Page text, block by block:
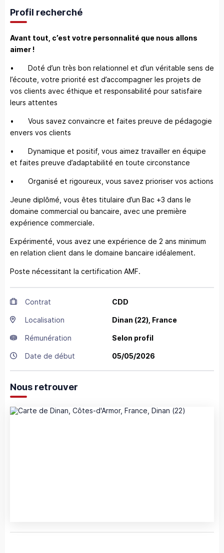
Profil recherché
Avant tout, c’est votre personnalité que nous allons
aimer !
• Doté d’un très bon relationnel et d’un véritable sens de
l’écoute, votre priorité est d’accompagner les projets de
vos clients avec éthique et responsabilité pour satisfaire
leurs attentes
• Vous savez convaincre et faites preuve de pédagogie
envers vos clients
• Dynamique et positif, vous aimez travailler en équipe
et faites preuve d’adaptabilité en toute circonstance
• Organisé et rigoureux, vous savez prioriser vos actions
Jeune diplômé, vous êtes titulaire d’un Bac +3 dans le
domaine commercial ou bancaire, avec une première
expérience commerciale.
Expérimenté, vous avez une expérience de 2 ans minimum
en relation client dans le domaine bancaire idéalement.
Poste nécessitant la certification AMF.
Contrat CDD
Localisation Dinan (22), France
Rémunération Selon profil
Date de début 05/05/2026
Nous retrouver